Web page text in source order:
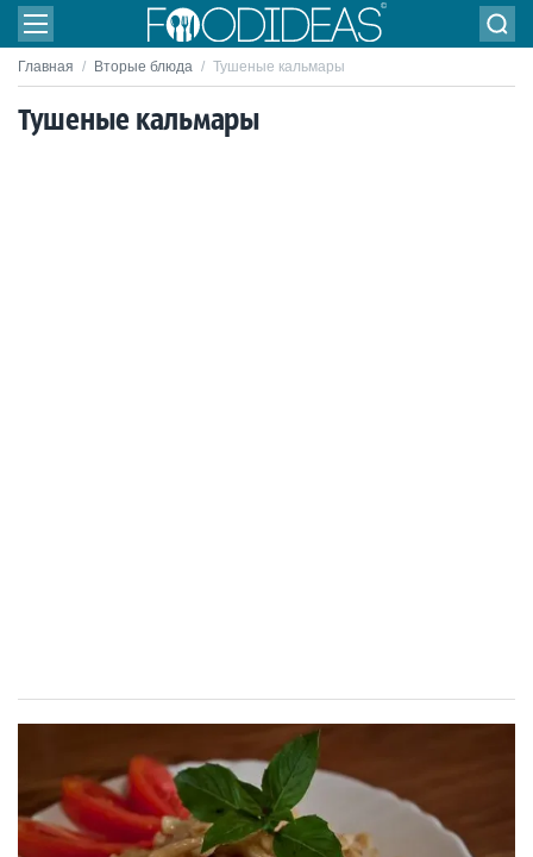
Главная / Вторые блюда / Тушеные кальмары
Тушеные кальмары